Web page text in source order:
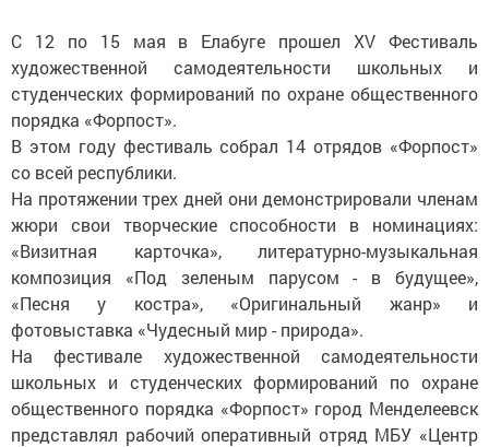
С 12 по 15 мая в Елабуге прошел ХV Фестиваль
художественной самодеятельности школьных и
студенческих формирований по охране общественного
порядка «Форпост».
В этом году фестиваль собрал 14 отрядов «Форпост»
со всей республики.
На протяжении трех дней они демонстрировали членам
жюри свои творческие способности в номинациях:
«Визитная карточка», литературно-музыкальная
композиция «Под зеленым парусом - в будущее»,
«Песня у костра», «Оригинальный жанр» и
фотовыставка «Чудесный мир - природа».
На фестивале художественной самодеятельности
школьных и студенческих формирований по охране
общественного порядка «Форпост» город Менделеевск
представлял рабочий оперативный отряд МБУ «Центр